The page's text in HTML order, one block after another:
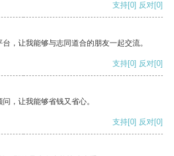
支持[0] 反对[0]
，让我能够与志同道合的朋友一起交流。
支持[0] 反对[0]
，让我能够省钱又省心。
支持[0] 反对[0]